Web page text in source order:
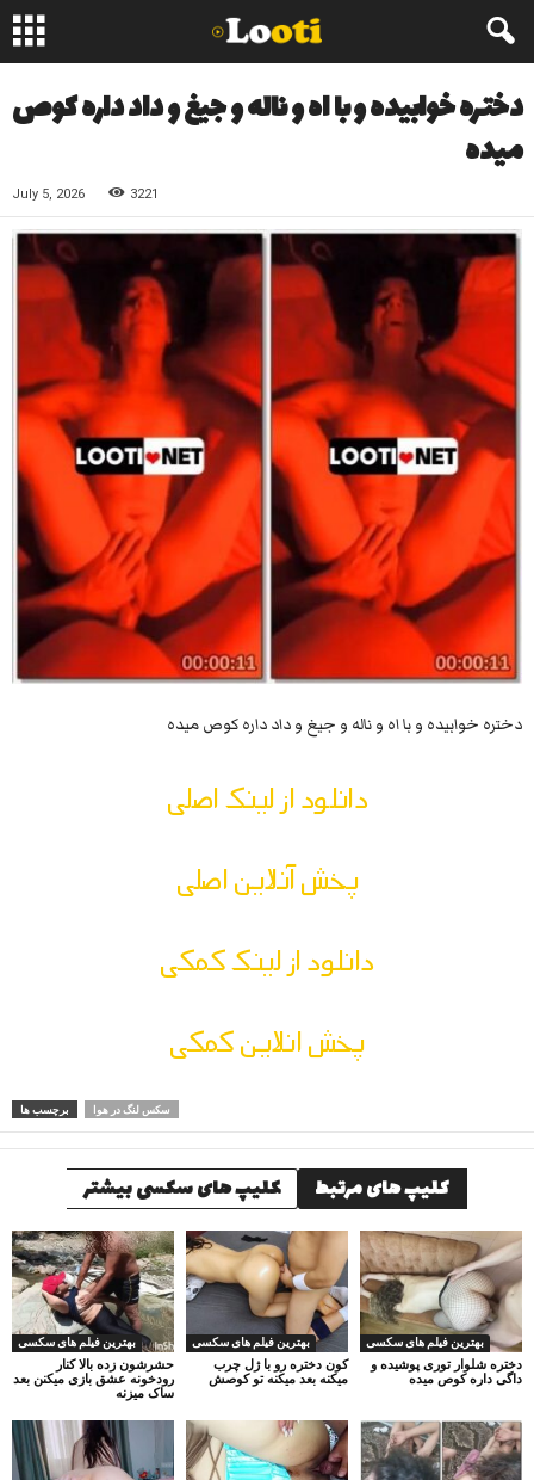
دختره خوابیده و با اه و ناله و جیغ و داد داره کوص
میده
July 5, 2026 3221
دختره خوابیده و با اه و ناله و جیغ و داد داره کوص میده
دانلود از لینک اصلی
پخش آنلاین اصلی
دانلود از لینک کمکی
پخش انلاین کمکی
برچسب ها سکس لنگ در هوا
کلیپ های مرتبط کلیپ های سکسی بیشتر
بهترین فیلم های سکسی
حشرشون زده بالا کنار
رودخونه عشق بازی میکنن بعد
ساک میزنه
بهترین فیلم های سکسی
کون دختره رو با ژل چرب
میکنه بعد میکنه تو کوصش
بهترین فیلم های سکسی
دختره شلوار توری پوشیده و
داگی داره کوص میده